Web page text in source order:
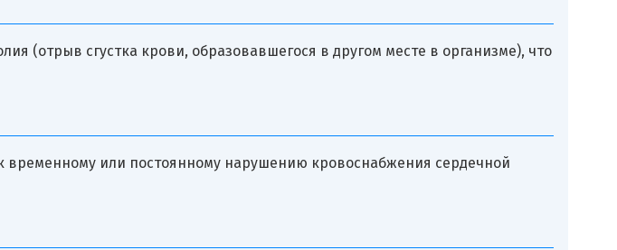
(отрыв сгустка крови, образовавшегося в другом месте в организме), что
временному или постоянному нарушению кровоснабжения сердечной